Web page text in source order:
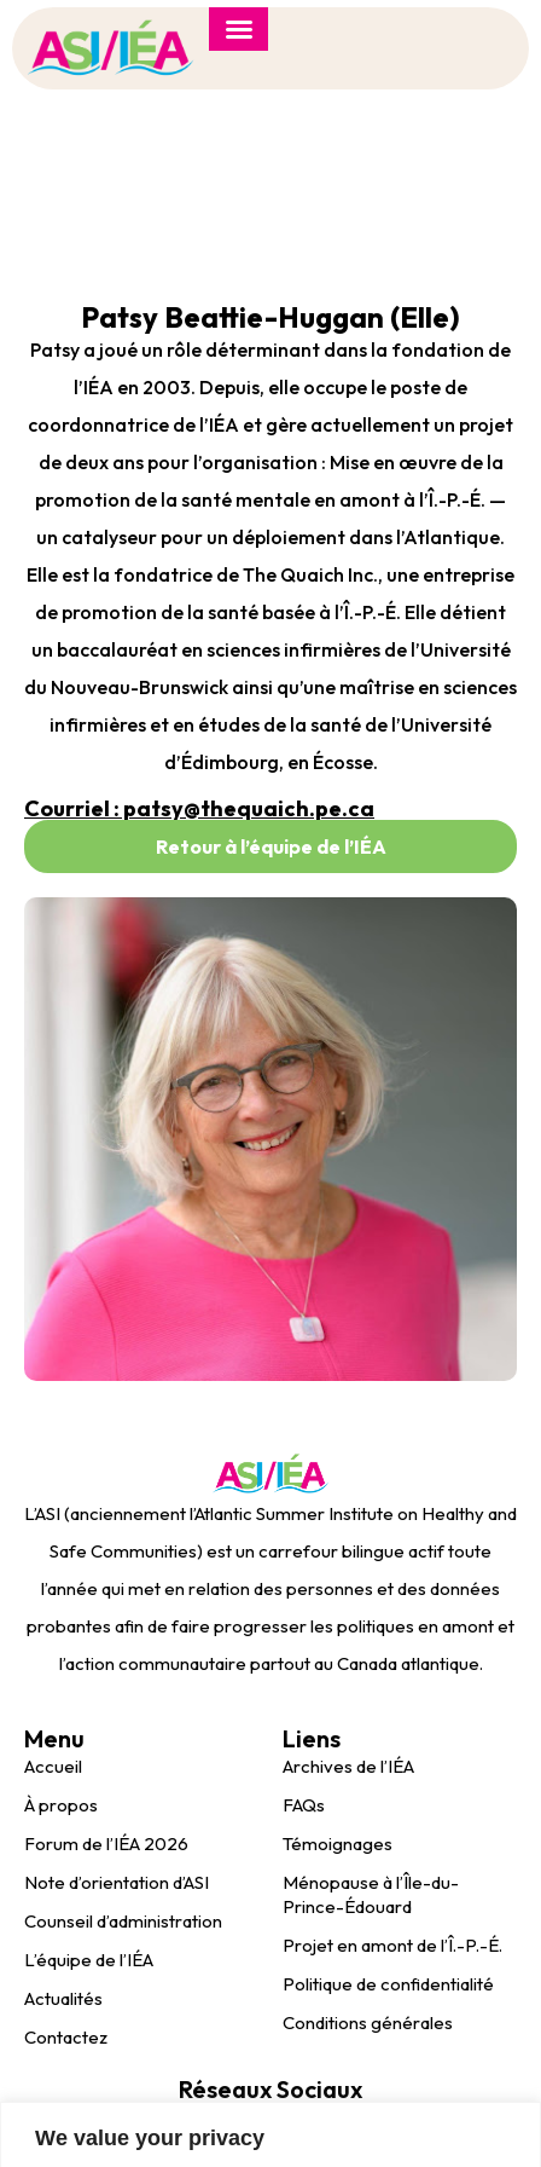
We value your privacy
Patsy Beattie-Huggan (Elle)
Patsy a joué un rôle déterminant dans la fondation de
l’IÉA en 2003. Depuis, elle occupe le poste de
coordonnatrice de l’IÉA et gère actuellement un projet
de deux ans pour l’organisation : Mise en œuvre de la
promotion de la santé mentale en amont à l’Î.-P.-É. —
un catalyseur pour un déploiement dans l’Atlantique.
Elle est la fondatrice de The Quaich Inc., une entreprise
de promotion de la santé basée à l’Î.-P.-É. Elle détient
un baccalauréat en sciences infirmières de l’Université
du Nouveau-Brunswick ainsi qu’une maîtrise en sciences
infirmières et en études de la santé de l’Université
d’Édimbourg, en Écosse.
Courriel : patsy@thequaich.pe.ca
Retour à l’équipe de l’IÉA
L’ASI (anciennement l’Atlantic Summer Institute on Healthy and
Safe Communities) est un carrefour bilingue actif toute
l’année qui met en relation des personnes et des données
probantes afin de faire progresser les politiques en amont et
l’action communautaire partout au Canada atlantique.
Menu
Accueil
À propos
Forum de l’IÉA 2026
Note d’orientation d’ASI
Counseil d’administration
L’équipe de l’IÉA
Actualités
Contactez
Liens
Archives de l’IÉA
FAQs
Témoignages
Ménopause à l’Île-du-
Prince-Édouard
Projet en amont de l’Î.-P.-É.
Politique de confidentialité
Conditions générales
Réseaux Sociaux